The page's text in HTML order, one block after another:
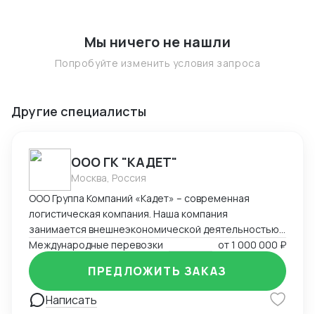
Мы ничего не нашли
Попробуйте изменить условия запроса
Другие специалисты
ООО ГК "КАДЕТ"
Москва, Россия
ООО Группа Компаний «Кадет» – современная
логистическая компания. Наша компания
занимается внешнеэкономической деятельностью
на протяжении 21 года. За это время компания
накопила богатый опыт в ведении внешнеторговых
сделок, организации мультимодальных
международных перевозок (авто, море, авиа, ж/д).
Наш подход – решение поставленных задач и
Международные перевозки от1 000 000 ₽
Написать
ПРЕДЛОЖИТЬ ЗАКАЗ